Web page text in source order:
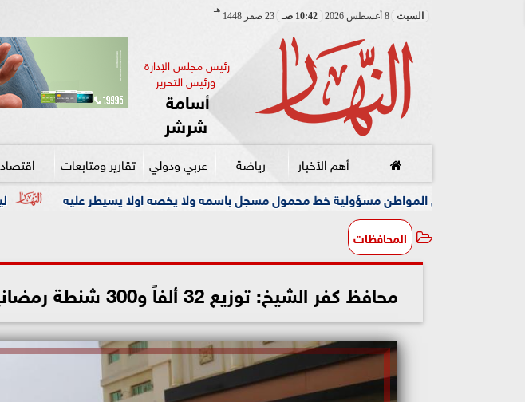
السبت 8 أغسطس 2026 10:42 صـ 23 صفر 1448
هـ
رئيس مجلس الإدارة
ورئيس التحرير
أسامة
شرشر
أهم الأخبار رياضة عربي ودولي تقارير ومتابعات اقتصاد
ليلة ساخنة في المواطن مسؤولية خط محمول مسجل باسمه ولا يخصه اولا يسيطر عليه
المحافظات
محافظ كفر الشيخ: توزيع 32 ألفاً و300 شنطة رمضانية على الأسر المستحقة